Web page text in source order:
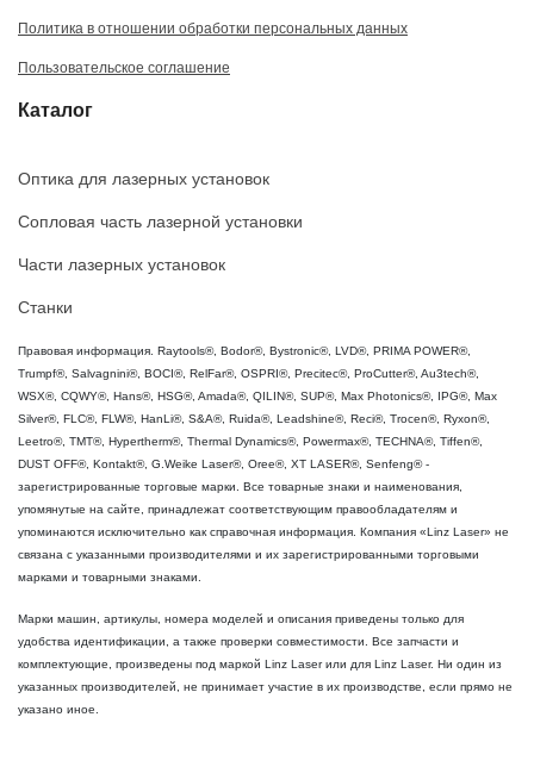
Политика в отношении обработки персональных данных
Пользовательское соглашение
Каталог
Оптика для лазерных установок
Сопловая часть лазерной установки
Части лазерных установок
Станки
Правовая информация. Raytools®, Bodor®, Bystronic®, LVD®, PRIMA POWER®,
Trumpf®, Salvagnini®, BOCI®, RelFar®, OSPRI®, Precitec®, ProCutter®, Au3tech®,
WSX®, CQWY®, Hans®, HSG®, Amada®, QILIN®, SUP®, Max Photonics®, IPG®, Max
Silver®, FLC®, FLW®, HanLi®, S&A®, Ruida®, Leadshine®, Reci®, Trocen®, Ryxon®,
Leetro®, TMT®, Hypertherm®, Thermal Dynamics®, Powermax®, TECHNA®, Tiffen®,
DUST OFF®, Kontakt®, G.Weike Laser®, Oree®, XT LASER®, Senfeng® -
зарегистрированные торговые марки. Все товарные знаки и наименования,
упомянутые на сайте, принадлежат соответствующим правообладателям и
упоминаются исключительно как справочная информация. Компания «Linz Laser» не
связана с указанными производителями и их зарегистрированными торговыми
марками и товарными знаками.
Марки машин, артикулы, номера моделей и описания приведены только для
удобства идентификации, а также проверки совместимости. Все запчасти и
комплектующие, произведены под маркой Linz Laser или для Linz Laser. Ни один из
указанных производителей, не принимает участие в их производстве, если прямо не
указано иное.